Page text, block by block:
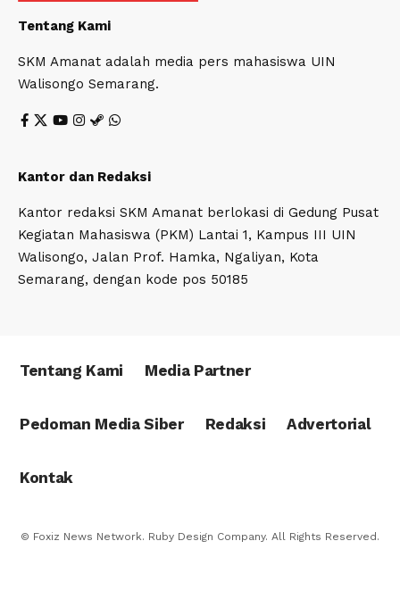
Tentang Kami
SKM Amanat adalah media pers mahasiswa UIN
Walisongo Semarang.
Kantor dan Redaksi
Kantor redaksi SKM Amanat berlokasi di Gedung Pusat
Kegiatan Mahasiswa (PKM) Lantai 1, Kampus III UIN
Walisongo, Jalan Prof. Hamka, Ngaliyan, Kota
Semarang, dengan kode pos 50185
Tentang Kami Media Partner
Pedoman Media Siber Redaksi Advertorial
Kontak
© Foxiz News Network. Ruby Design Company. All Rights Reserved.